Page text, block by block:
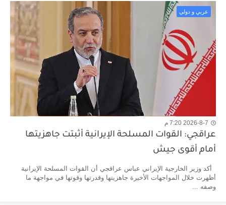
عربي و دولي
2026-8-7 7:20 م
عراقجي: القوات المسلحة الإيرانية أثبتت جاهزيتها
أمام أقوى جيش
أكد وزير الخارجية الإيراني عباس عراقجي أن القوات المسلحة الإيرانية
أظهرت خلال المواجهات الأخيرة جاهزيتها وقدرتها وقوتها في مواجهة ما
وصفه ...